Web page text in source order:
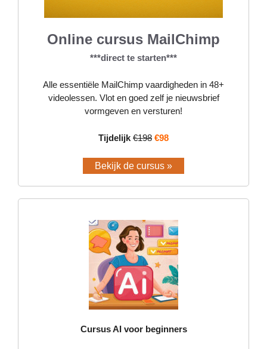
Online cursus MailChimp
***direct te starten***
Alle essentiële MailChimp vaardigheden in 48+
videolessen. Vlot en goed zelf je nieuwsbrief
vormgeven en versturen!
Tijdelijk €198 €98
Bekijk de cursus »
Cursus AI voor beginners